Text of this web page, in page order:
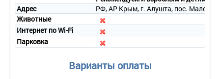
Адрес
РФ, АР Крым, г. Алушта, пос.
Животные
Интернет по Wi-Fi
Парковка
Варианты оплаты